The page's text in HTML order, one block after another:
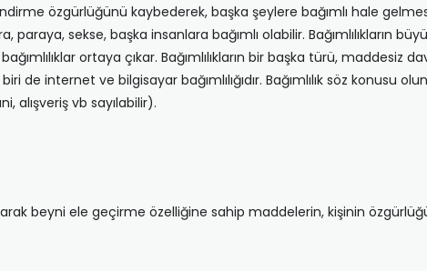
özgürlüğünü kaybederek, başka şeylere bağımlı hale
sekse, başka insanlara bağımlı olabilir. Bağımlılıkların
ortaya çıkar. Bağımlılıkların bir başka türü, maddesiz
de internet ve bilgisayar bağımlılığıdır. Bağımlılık söz konusu
alışveriş vb sayılabilir).
beyni ele geçirme özelliğine sahip maddelerin, kişinin